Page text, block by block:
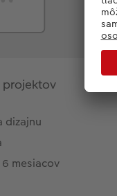
projektov
dizajnu
mesiacov